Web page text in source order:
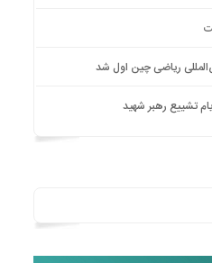
ریاضی چین اول شد
تشییع رهبر شهید